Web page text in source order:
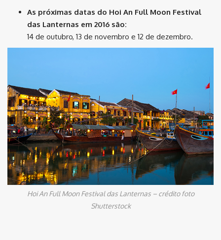
As próximas datas do Hoi An Full Moon Festival
das Lanternas em 2016 são:
14 de outubro, 13 de novembro e 12 de dezembro.
Hoi An Full Moon Festival das Lanternas – crédito foto
Shutterstock